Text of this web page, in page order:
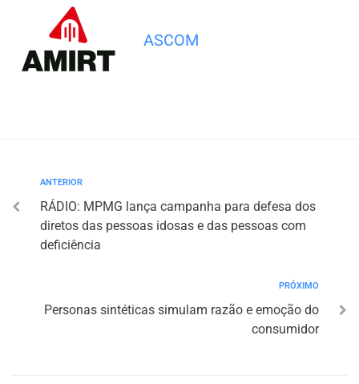
ASCOM
ANTERIOR
RÁDIO: MPMG lança campanha para defesa dos
diretos das pessoas idosas e das pessoas com
deficiência
PRÓXIMO
Personas sintéticas simulam razão e emoção do
consumidor